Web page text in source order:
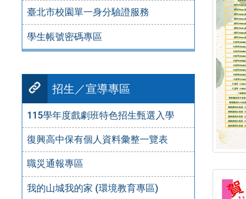
臺北市校園單一身分驗證服務
學生帳號密碼專區
招生／宣導專區
115學年度戲劇班特色招生甄選入學
復興高中保有個人資料彙整一覽表
職災通報專區
我的山城我的家 (環境教育專區)